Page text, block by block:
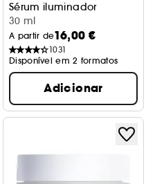
Sérum iluminador
30 ml
A partir de16,00 €
1031
Disponível em 2 formatos
Adicionar